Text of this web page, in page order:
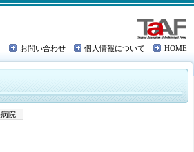
お問い合わせ 個人情報について HOME
院